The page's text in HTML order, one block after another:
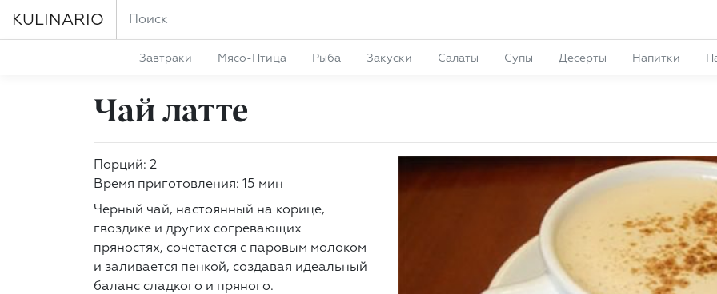
KULINARIO
Завтраки Мясо-Птица Рыба Закуски Салаты Супы Десерты Напитки
Чай латте
Порций: 2
Время приготовления: 15 мин
Черный чай, настоянный на корице,
гвоздике и других согревающих
пряностях, сочетается с паровым молоком
и заливается пенкой, создавая идеальный
баланс сладкого и пряного.